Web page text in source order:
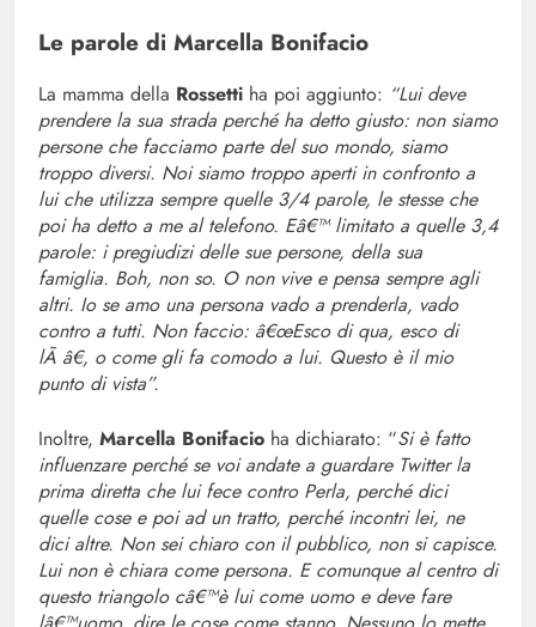
Le parole di Marcella Bonifacio
La mamma della Rossetti ha poi aggiunto: “Lui deve
prendere la sua strada perché ha detto giusto: non siamo
persone che facciamo parte del suo mondo, siamo
troppo diversi. Noi siamo troppo aperti in confronto a
lui che utilizza sempre quelle 3/4 parole, le stesse che
poi ha detto a me al telefono. Eâ€™ limitato a quelle 3,4
parole: i pregiudizi delle sue persone, della sua
famiglia. Boh, non so. O non vive e pensa sempre agli
altri. Io se amo una persona vado a prenderla, vado
contro a tutti. Non faccio: â€œEsco di qua, esco di
lÃ â€, o come gli fa comodo a lui. Questo è il mio
punto di vista”.
Inoltre, Marcella Bonifacio ha dichiarato: “Si è fatto
influenzare perché se voi andate a guardare Twitter la
prima diretta che lui fece contro Perla, perché dici
quelle cose e poi ad un tratto, perché incontri lei, ne
dici altre. Non sei chiaro con il pubblico, non si capisce.
Lui non è chiara come persona. E comunque al centro di
questo triangolo câ€™è lui come uomo e deve fare